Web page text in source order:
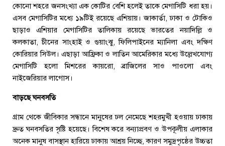
কোনো শহরে জনসংখ্যা এক কোটির বেশি হলেই তাকে মেগাসিটি ধরা হয়।
এসব মেগাসিটির মধ্যে ১৯টিই রয়েছে এশিয়ায়। জাকার্তা, ঢাকা ও টোকিও
ছাড়াও এশিয়ার মেগাসিটির তালিকায় রয়েছে ভারতের নয়াদিল্লি ও
কলকাতা, চীনের সাংহাই ও গুয়াংঝু, ফিলিপাইনের ম্যানিলা এবং দক্ষিণ
কোরিয়ার সিউল। এছাড়া আফ্রিকা ও লাতিন আমেরিকার মধ্যে উল্লেখযোগ্য
মেগাসিটি হলো মিশরের কায়রো, ব্রাজিলের সাও পাওলো এবং
নাইজেরিয়ার লাগোস।
বাড়ছে ঘনবসতি
গ্রাম থেকে জীবিকার সন্ধানে মানুষের ঢল নেমেছে শহরমুখী হওয়ায় ঢাকায়
দ্রুত ঘনবসতির সৃষ্টি হয়েছে। বিশেষ করে বন্যাপ্রবণ ও উপকূলীয় এলাকার
অনেক মানুষ বাসস্থান হারিয়ে ঢাকায় আশ্রয় নিচ্ছে, কারণ সমুদ্রপৃষ্ঠের উচ্চতা